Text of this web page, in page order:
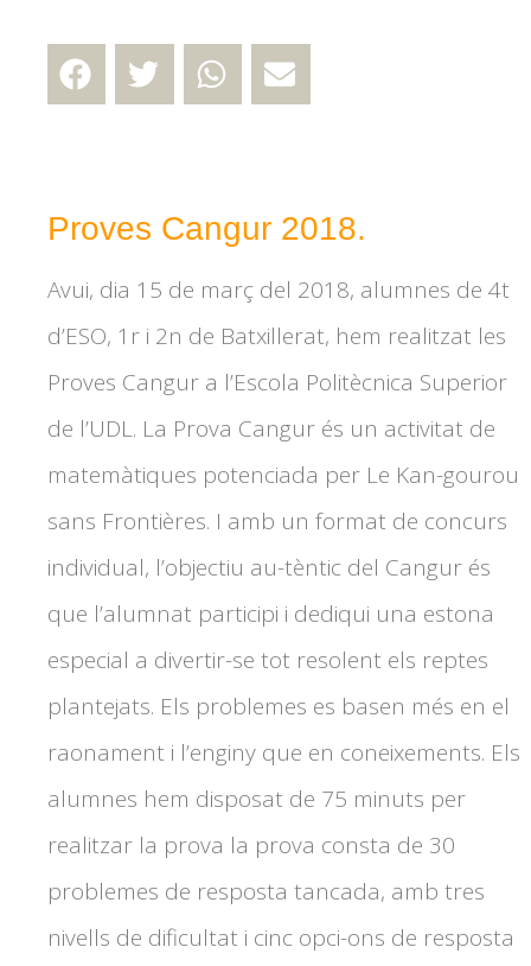
Proves Cangur 2018.
Avui, dia 15 de març del 2018, alumnes de 4t
d’ESO, 1r i 2n de Batxillerat, hem realitzat les
Proves Cangur a l’Escola Politècnica Superior
de l’UDL. La Prova Cangur és un activitat de
matemàtiques potenciada per Le Kan-gourou
sans Frontières. I amb un format de concurs
individual, l’objectiu au-tèntic del Cangur és
que l’alumnat participi i dediqui una estona
especial a divertir-se tot resolent els reptes
plantejats. Els problemes es basen més en el
raonament i l’enginy que en coneixements. Els
alumnes hem disposat de 75 minuts per
realitzar la prova la prova consta de 30
problemes de resposta tancada, amb tres
nivells de dificultat i cinc opci-ons de resposta